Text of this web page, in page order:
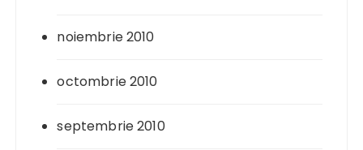
noiembrie 2010
octombrie 2010
septembrie 2010